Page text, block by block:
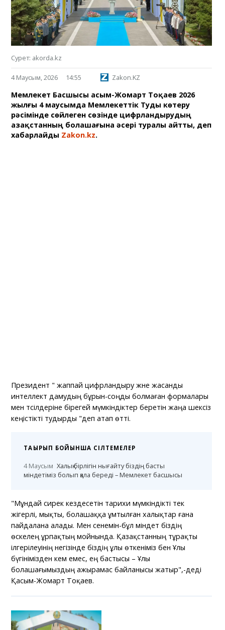
Сурет: akorda.kz
4 Маусым, 2026 14:55 Zakon.KZ
Мемлекет Басшысы Қасым-Жомарт Тоқаев 2026
жылғы 4 маусымда Мемлекеттік Туды көтеру
рәсімінде сөйлеген сөзінде цифрландырудың
Қазақстанның болашағына әсері туралы айтты, деп
хабарлайды Zakon.kz.
Президент " жаппай цифрландыру және жасанды
интеллект дамудың бұрын-соңды болмаған формалары
мен тәсілдеріне бірегей мүмкіндіктер беретін жаңа шексіз
кеңістікті тудырды "деп атап өтті.
ТАҚЫРЫП БОЙЫНША СІЛТЕМЕЛЕР
4 Маусым Халық бірлігін нығайту біздің басты
міндетіміз болып қала береді – Мемлекет басшысы
"Мұндай сирек кездесетін тарихи мүмкіндікті тек
жігерлі, мықты, болашаққа ұмтылған халықтар ғана
пайдалана алады. Мен сенемін-бұл міндет біздің
өскелең ұрпақтың мойнында. Қазақстанның тұрақты
ілгерілеуінің негізінде біздің ұлы өткеніміз бен Ұлы
бүгінімізден кем емес, ең бастысы – Ұлы
болашағымыздың ажырамас байланысы жатыр",-деді
Қасым-Жомарт Тоқаев.